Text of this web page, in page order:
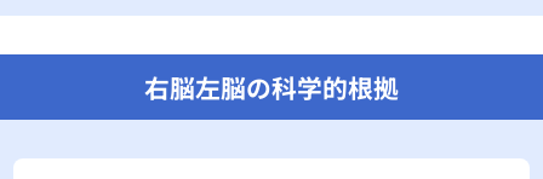
右脳左脳の科学的根拠